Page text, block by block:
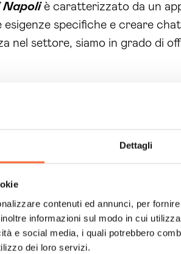
Dettagli
contenuti ed annunci, per
informazioni sul modo in cui
e social media, i quali potrebbero
dei loro servizi.
Napoliè caratterizzato da un
specifiche e creare
nel settore, siamo in grado di
è sempre disponibile per
il tuo chatbot funzioni in
clienti rimanga indietro.
risultati tangibili e a
informazioni sui nostri
offerto da Brain Computing
e dintorni. I nostri chatbot